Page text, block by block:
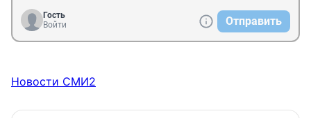
Гость
Войти
Отправить
Новости СМИ2